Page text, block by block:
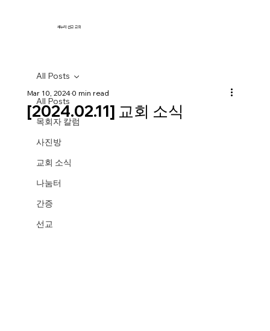
새누리 선교 교회
All Posts
목회자 칼럼
사진방
교회 소식
나눔터
간증
선교
All Posts
[2024.02.11] 교회 소식
Mar 10, 20240 min read